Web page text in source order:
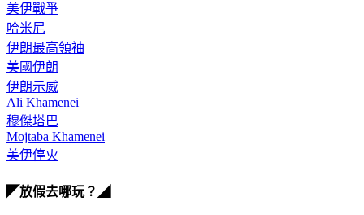
美伊戰爭
哈米尼
伊朗最高領袖
美國伊朗
伊朗示威
Ali Khamenei
穆傑塔巴
Mojtaba Khamenei
美伊停火
◤放假去哪玩？◢